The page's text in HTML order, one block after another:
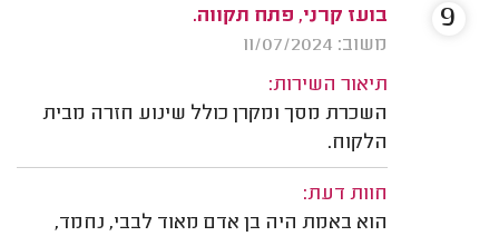
בועז קרני, פתח תקווה.
משוב: 11/07/2024
תיאור השירות:
השכרת מסך ומקרן כולל שינוע חזרה מבית
הלקוח.
חוות דעת:
הוא באמת היה בן אדם מאוד לבבי, נחמד,
9